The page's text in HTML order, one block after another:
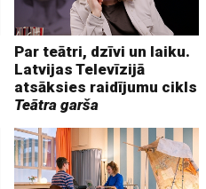
Par teātri, dzīvi un laiku.
Latvijas Televīzijā
atsāksies raidījumu cikls
Teātra garša